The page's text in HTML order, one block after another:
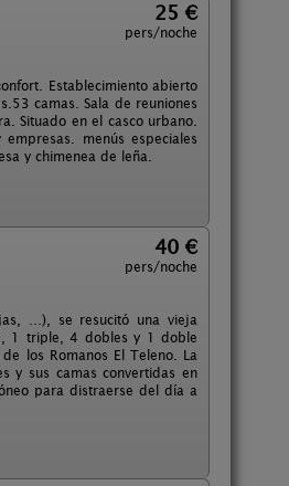
25 €
pers/noche
Establecimiento abierto
camas. Sala de reuniones
Situado en el casco urbano.
menús especiales
y chimenea de leña.
40 €
pers/noche
…), se resucitó una vieja
1 triple, 4 dobles y 1 doble
los Romanos El Teleno. La
y sus camas convertidas en
para distraerse del día a